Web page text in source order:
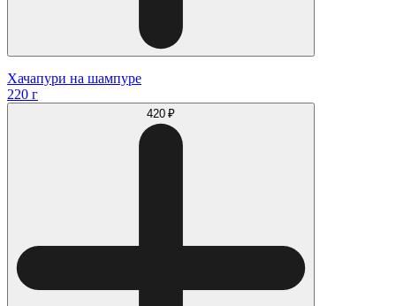
Хачапури на шампуре
220 г
420 ₽